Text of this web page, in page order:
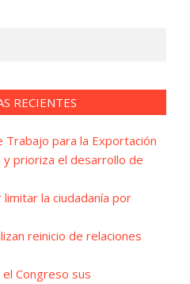
RECIENTES
Trabajo para la Exportación
y prioriza el desarrollo de
la ciudadanía por
reinicio de relaciones
el Congreso sus